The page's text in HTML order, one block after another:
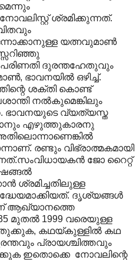
ശ്രമിക്കുന്നത്.
യത്നവുമാൺ
ദുരന്തഹേതുവും
ഭാവനയിൽ ഒഴിച്ച്.
ശക്തി കൊണ്ട്
നൽകുമെങ്കിലും
ഭാവനയുടെ വ്യത്യസ്ത
എഴുത്തുകാരനു
രണ്ടും വിഭ്രാത്മകമായി
ജോ റൈറ്റ്
ശ്രമിച്ചതിലുള്ള
ദൃശ്യങ്ങൾ
ആഖ്യാനത്തെ
മുതൽ 1999 വരെയുള്ള
കഥയ്കുള്ളിൽ കഥ
പ്രായശ്ചിത്തവും
ഇതൊക്കെ നോവലിന്റെ